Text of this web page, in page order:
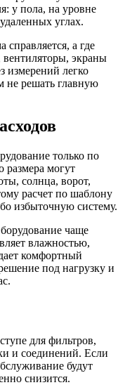
у пола, на уровне
углах.
а где
экраны
измерений легко
не решать главную
только по
могут
солнца, ворот,
расчет по шаблону
избыточную систему.
чаще
влажностью,
комфортный
под нагрузку и
для фильтров,
и соединений. Если
будут
снизится.